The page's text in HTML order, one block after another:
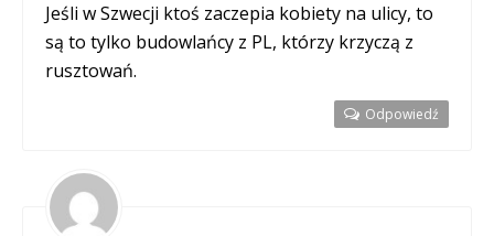
Jeśli w Szwecji ktoś zaczepia kobiety na ulicy, to
są to tylko budowlańcy z PL, którzy krzyczą z
rusztowań.
Odpowiedź